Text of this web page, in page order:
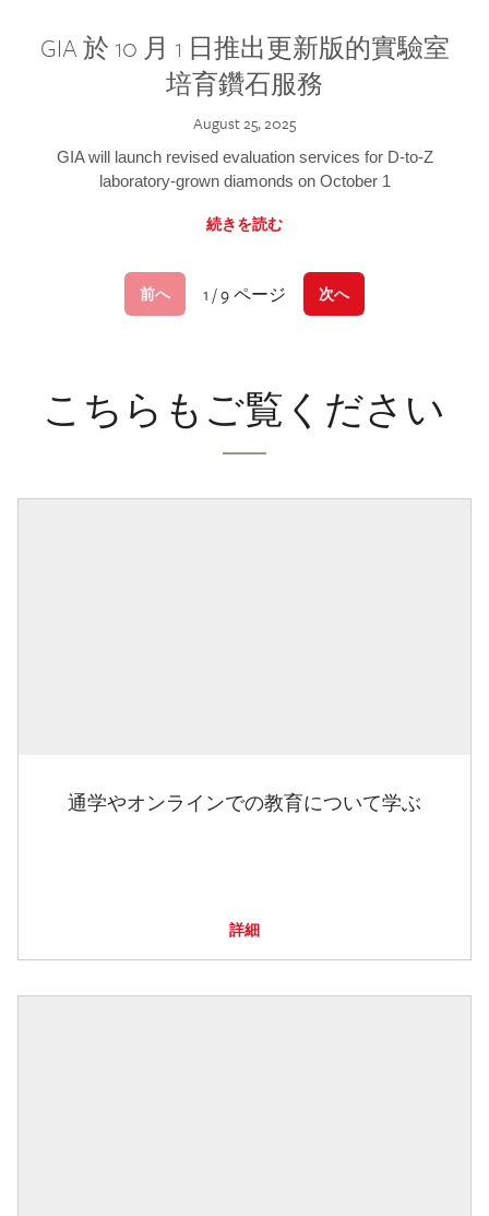
GIA 於 10 月 1 日推出更新版的實驗室
培育鑽石服務
August 25, 2025
GIA will launch revised evaluation services for D-to-Z
laboratory-grown diamonds on October 1
続きを読む
前へ 1 / 9 ページ 次へ
こちらもご覧ください
通学やオンラインでの教育について学ぶ
詳細